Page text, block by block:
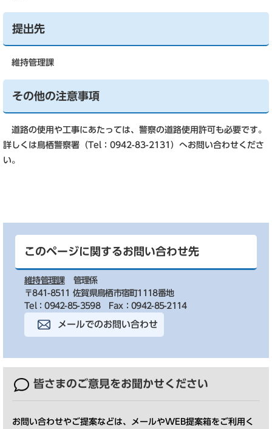
提出先
維持管理課
その他の注意事項
道路の使用や工事にあたっては、警察の道路使用許可も必要です。
詳しくは鳥栖警察署（Tel：0942-83-2131）へお問い合わせくださ
い。
このページに関するお問い合わせ先
維持管理課
管理係
〒841-8511 佐賀県鳥栖市宿町1118番地
Tel：0942-85-3598
Fax：0942-85-2114
メールでのお問い合わせ
皆さまのご意見をお聞かせください
お問い合わせやご提案などは、メールやWEB提案箱をご利用く